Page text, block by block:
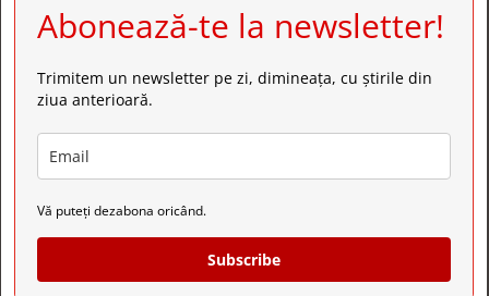
Abonează-te la newsletter!
Trimitem un newsletter pe zi, dimineața, cu știrile din
ziua anterioară.
Vă puteți dezabona oricând.
Subscribe